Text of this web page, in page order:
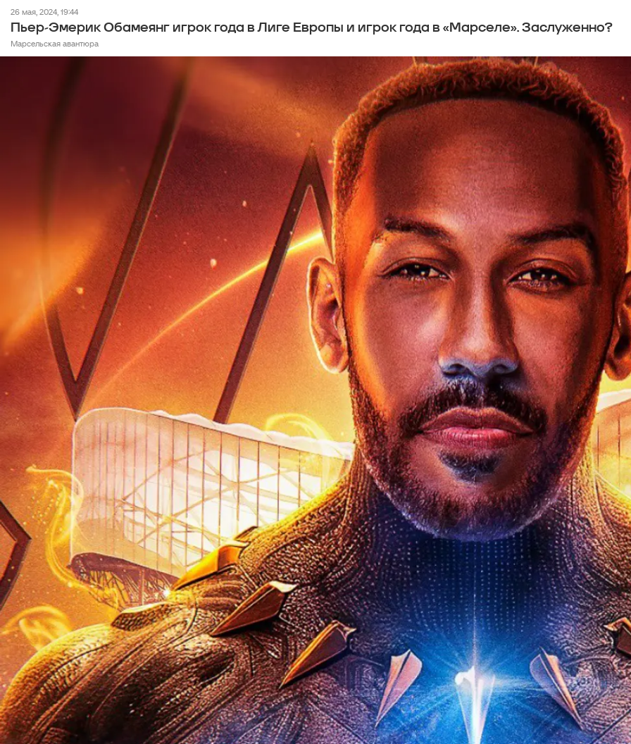
26 мая, 2024, 19:44
Пьер-Эмерик Обамеянг игрок года в Лиге Европы и игрок года в «Марселе». Заслуженно?
Марсельская авантюра